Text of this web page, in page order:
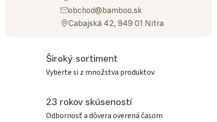
obchod@bamboo.sk
Cabajská 42, 949 01 Nitra
Široký sortiment
Vyberte si z množstva produktov
23 rokov skúseností
Odbornosť a dôvera overená časom